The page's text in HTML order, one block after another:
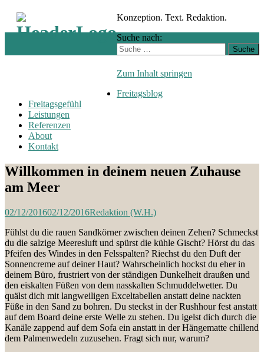
Konzeption. Text. Redaktion.
Suche nach:
Zum Inhalt springen
Freitagsblog
Freitagsgefühl
Leistungen
Referenzen
About
Kontakt
Willkommen in deinem neuen Zuhause
am Meer
02/12/201602/12/2016Redaktion (W.H.)
Fühlst du die rauen Sandkörner zwischen deinen Zehen? Schmeckst
du die salzige Meeresluft und spürst die kühle Gischt? Hörst du das
Pfeifen des Windes in den Felsspalten? Riechst du den Duft der
Sonnencreme auf deiner Haut? Wahrscheinlich hockst du eher in
deinem Büro, frustriert von der ständigen Dunkelheit draußen und
den eiskalten Füßen von dem nasskalten Schmuddelwetter. Du
quälst dich mit langweiligen Exceltabellen anstatt deine nackten
Füße in den Sand zu bohren. Du steckst in der Rushhour fest anstatt
auf dem Board deine erste Welle zu stehen. Du igelst dich durch die
Kanäle zappend auf dem Sofa ein anstatt in der Hängematte chillend
dem Palmenwedeln zuzusehen. Fragt sich nur, warum?